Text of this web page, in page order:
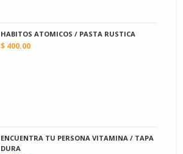
HABITOS ATOMICOS / PASTA RUSTICA
$ 400.00
ENCUENTRA TU PERSONA VITAMINA / TAPA
DURA